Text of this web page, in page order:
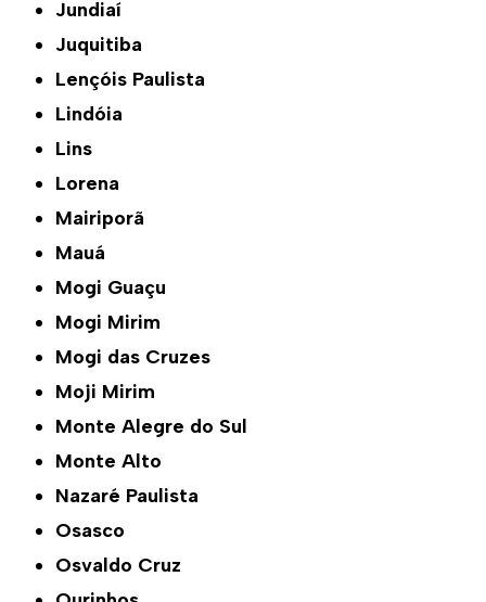
Jundiaí
Juquitiba
Lençóis Paulista
Lindóia
Lins
Lorena
Mairiporã
Mauá
Mogi Guaçu
Mogi Mirim
Mogi das Cruzes
Moji Mirim
Monte Alegre do Sul
Monte Alto
Nazaré Paulista
Osasco
Osvaldo Cruz